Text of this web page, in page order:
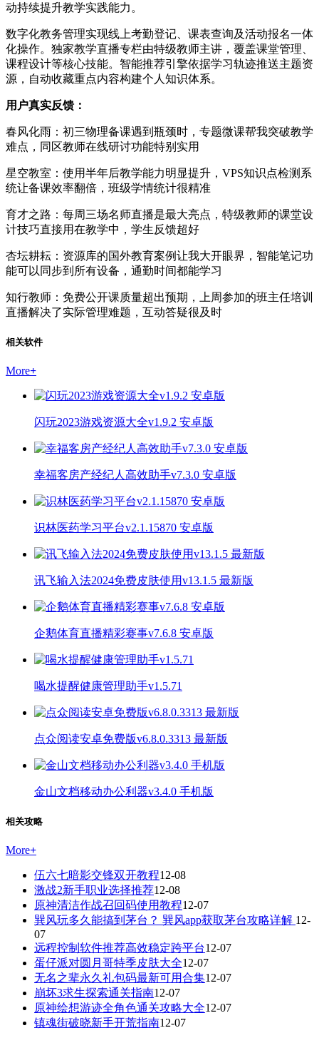
动持续提升教学实践能力。
数字化教务管理实现线上考勤登记、课表查询及活动报名一体
化操作。独家教学直播专栏由特级教师主讲，覆盖课堂管理、
课程设计等核心技能。智能推荐引擎依据学习轨迹推送主题资
源，自动收藏重点内容构建个人知识体系。
用户真实反馈：
春风化雨：初三物理备课遇到瓶颈时，专题微课帮我突破教学
难点，同区教师在线研讨功能特别实用
星空教室：使用半年后教学能力明显提升，VPS知识点检测系
统让备课效率翻倍，班级学情统计很精准
育才之路：每周三场名师直播是最大亮点，特级教师的课堂设
计技巧直接用在教学中，学生反馈超好
杏坛耕耘：资源库的国外教育案例让我大开眼界，智能笔记功
能可以同步到所有设备，通勤时间都能学习
知行教师：免费公开课质量超出预期，上周参加的班主任培训
直播解决了实际管理难题，互动答疑很及时
相关软件
More+
闪玩2023游戏资源大全v1.9.2 安卓版
幸福客房产经纪人高效助手v7.3.0 安卓版
识林医药学习平台v2.1.15870 安卓版
讯飞输入法2024免费皮肤使用v13.1.5 最新版
企鹅体育直播精彩赛事v7.6.8 安卓版
喝水提醒健康管理助手v1.5.71
点众阅读安卓免费版v6.8.0.3313 最新版
金山文档移动办公利器v3.4.0 手机版
相关攻略
More+
伍六七暗影交锋双开教程12-08
激战2新手职业选择推荐12-08
原神清洁作战召回码使用教程12-07
巽风玩多久能搞到茅台？ 巽风app获取茅台攻略详解 12-
07
远程控制软件推荐高效稳定跨平台12-07
蛋仔派对圆月哥特季皮肤大全12-07
无名之辈永久礼包码最新可用合集12-07
崩坏3求生探索通关指南12-07
原神绘想游迹全角色通关攻略大全12-07
镇魂街破晓新手开荒指南12-07